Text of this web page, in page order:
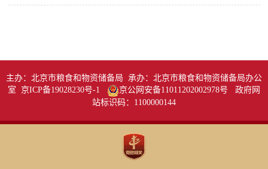
主办：北京市粮食和物资储备局 承办：北京市粮食和物资储备局办公
室 京ICP备19028230号-1
京公网安备11011202002978号 政府网
站标识码：1100000144